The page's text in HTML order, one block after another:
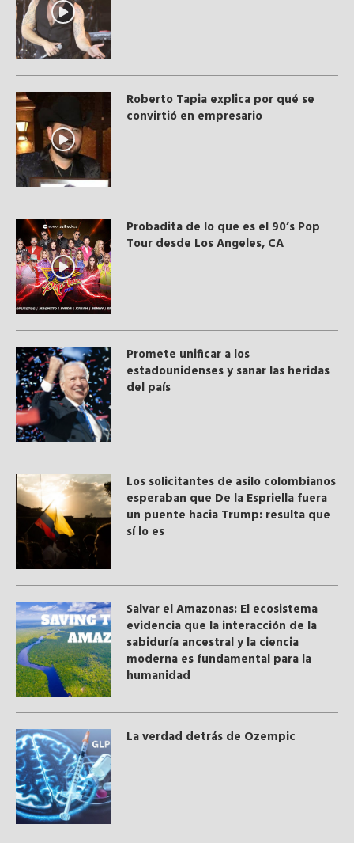
Roberto Tapia explica por qué se
convirtió en empresario
Probadita de lo que es el 90’s Pop
Tour desde Los Angeles, CA
Promete unificar a los
estadounidenses y sanar las heridas
del país
Los solicitantes de asilo colombianos
esperaban que De la Espriella fuera
un puente hacia Trump: resulta que
sí lo es
Salvar el Amazonas: El ecosistema
evidencia que la interacción de la
sabiduría ancestral y ​la ciencia
moderna​ es fundamental para la
humanidad
La verdad detrás de Ozempic